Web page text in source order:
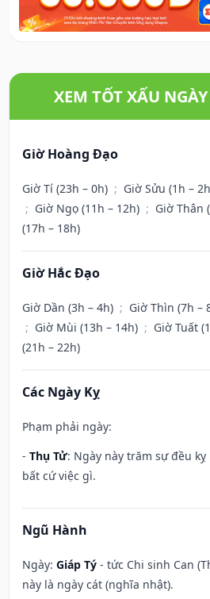
XEM TỐT XẤU
Giờ Hoàng Đạo
Giờ Tí (23h – 0h) ; Giờ Sửu (1h –
; Giờ Ngọ (11h – 12h) ; Giờ Thân
(17h – 18h)
Giờ Hắc Đạo
Giờ Dần (3h – 4h) ; Giờ Thìn (7h –
; Giờ Mùi (13h – 14h) ; Giờ Tuất
(21h – 22h)
Các Ngày Kỵ
Phạm phải ngày:
- Thụ Tử: Ngày này trăm sự đều
bất cứ việc gì.
Ngũ Hành
Ngày: Giáp Tý - tức Chi sinh Can
này là ngày cát (nghĩa nhật).